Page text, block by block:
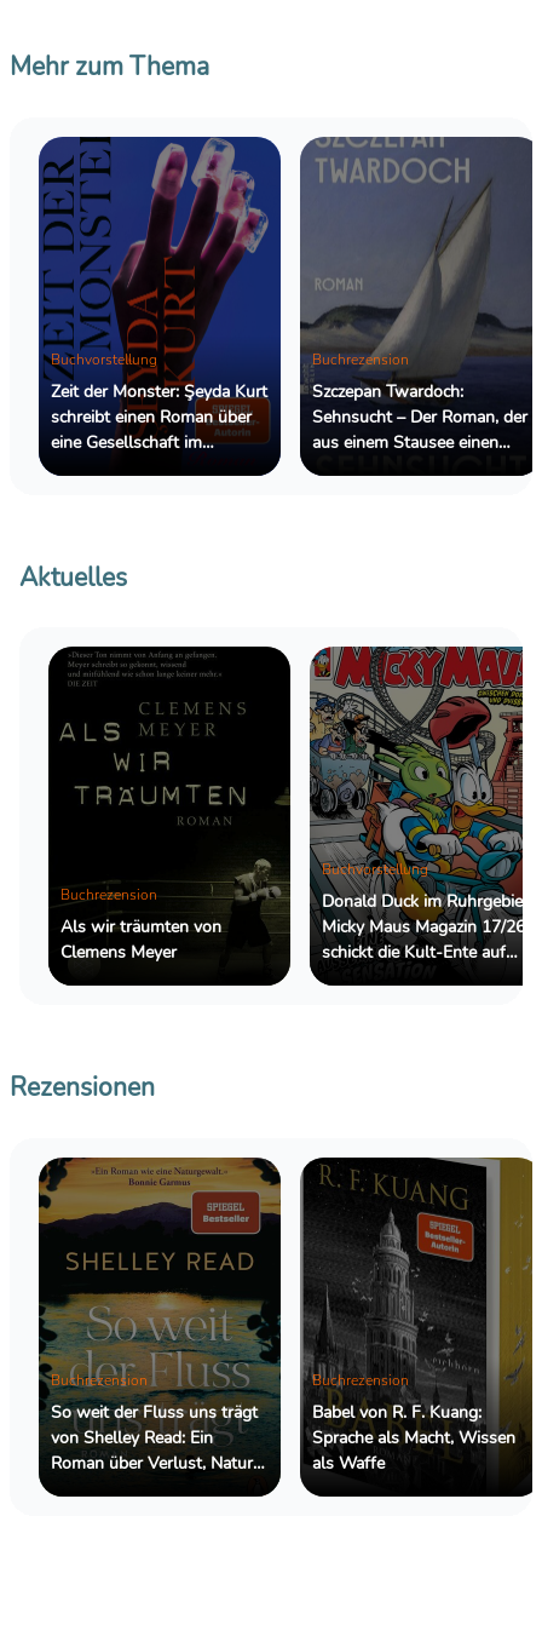
Mehr zum Thema
Buchvorstellung
Zeit der Monster: Şeyda Kurt
schreibt einen Roman über
eine Gesellschaft im
Ausnahmezustand
Buchrezension
Szczepan Twardoch:
Sehnsucht – Der Roman, der
aus einem Stausee einen
Ozean macht
Aktuelles
Buchrezension
Als wir träumten von
Clemens Meyer
Buchvorstellung
Donald Duck im Ruhrgebiet:
Micky Maus Magazin 17/26
schickt die Kult-Ente auf
eine außergewöhnliche
Rezensionen
Buchrezension
So weit der Fluss uns trägt
von Shelley Read: Ein
Roman über Verlust, Natur
und die Kraft des
Buchrezension
Babel von R. F. Kuang:
Sprache als Macht, Wissen
als Waffe